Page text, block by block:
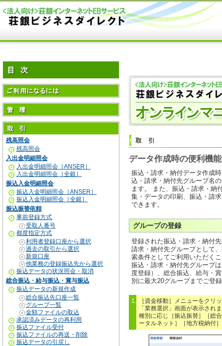
残高照会
残高照会
入出金明細照会
入出金明細照会［ANSER］
入出金明細照会［全銀］
振込入金明細照会
振込入金明細照会［ANSER］
振込入金明細照会［全銀］
振込振替依頼
事前登録方式
受取人番号
都度指定方式
利用者登録口座から選択
過去の取引から選択
新規口座
他業務の登録振込先から選択
振込データの状況照会・取消
総合振込・給与振込・賞与振込
振込データの新規作成
総合振込先口座一覧
グループ一覧
金額ファイルの取込
承認済みデータの再利用
振込ファイル受付
振込ファイルの再送・削除
振込データの引戻し
データ作成時の便利機能
振込・請求・納付データ作成
込・請求・納付先グループ名
ます。 また、振込・請求・納
集・データの印刷、振込・請
できます。
グループの登録
登録された振込・請求・納付
請求・納付先グループとして
索条件としてご利用いただく
振込・請求・納付先グループ
度登録）、総合振込、給与・
別に最大20グループまでご登
1.
［資金移動］メニューをクリ
「業務選択」画面が表示され
種別に応じ［振込振替］［総
ータルネット］［地方税納付